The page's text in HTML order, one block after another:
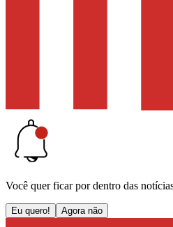
Você quer ficar por dentro das
Eu quero! Agora não